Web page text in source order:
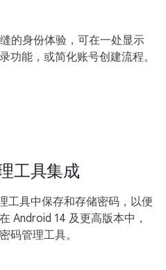
的身份体验，可在一处显示
功能，或简化账号创建流程。
工具集成
工具中保存和存储密码，以便
Android 14 及更高版本中，
码管理工具。